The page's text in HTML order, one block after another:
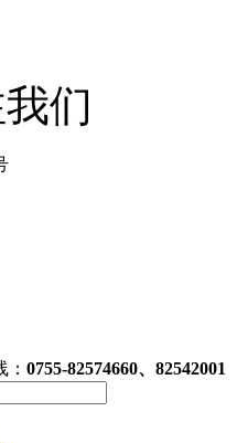
们
0755-82574660、82542001